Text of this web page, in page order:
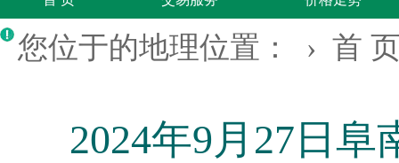
您位于的地理位置： › 首
2024年9月27日